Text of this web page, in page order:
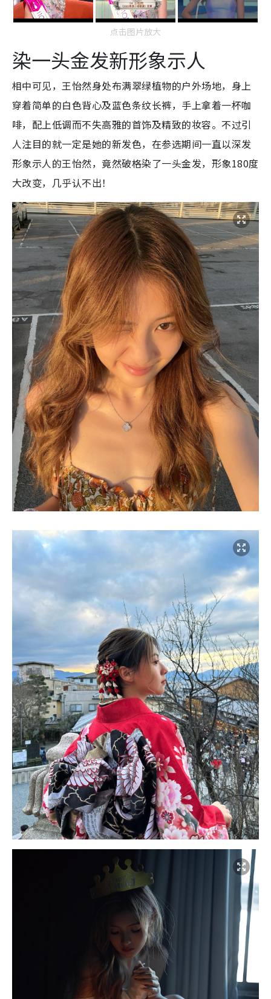
点击图片放大
染一头金发新形象示人
相中可见，王怡然身处布满翠绿植物的户外场地，身上
穿着简单的白色背心及蓝色条纹长裤，手上拿着一杯咖
啡，配上低调而不失高雅的首饰及精致的妆容。不过引
人注目的就一定是她的新发色，在参选期间一直以深发
形象示人的王怡然，竟然破格染了一头金发，形象180度
大改变，几乎认不出！